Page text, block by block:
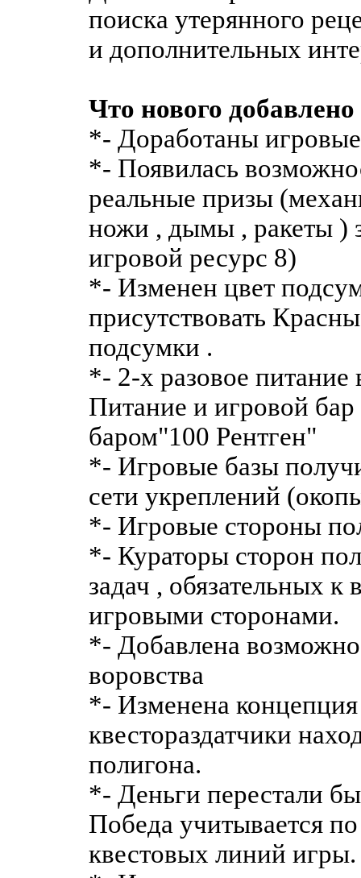
поиска утерянного
и дополнительных
Что нового
*- Доработаны
*- Появилась
реальные призы
ножи , дымы , ракеты )
игровой ресурс 8)
*- Изменен цвет
присутствовать
подсумки .
*- 2-х разовое питание
Питание и игровой бар
баром"100 Рентген"
*- Игровые базы
сети укреплений
*- Игровые стороны
*- Кураторы сторон
задач , обязательных
игровыми сторонами.
*- Добавлена
воровства
*- Изменена концепция
квестораздатчики
полигона.
*- Деньги перестали
Победа учитывается
квестовых линий игры.